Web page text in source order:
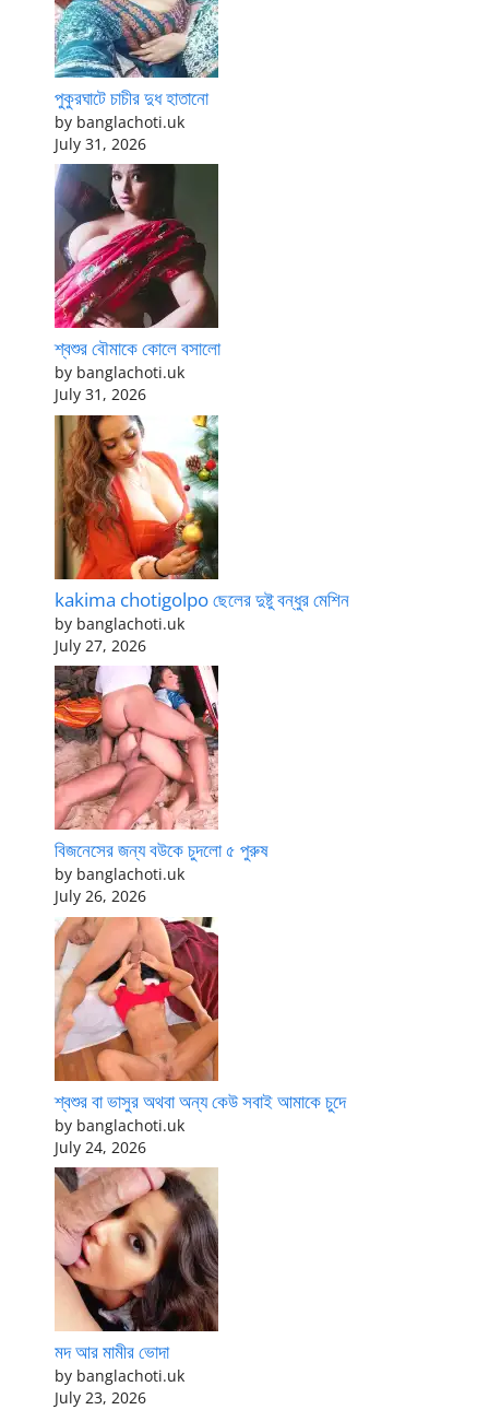
পুকুরঘাটে চাচীর দুধ হাতানো
by banglachoti.uk
July 31, 2026
শ্বশুর বৌমাকে কোলে বসালো
by banglachoti.uk
July 31, 2026
kakima chotigolpo ছেলের দুষ্টু বন্ধুর মেশিন
by banglachoti.uk
July 27, 2026
বিজনেসের জন্য বউকে চুদলো ৫ পুরুষ
by banglachoti.uk
July 26, 2026
শ্বশুর বা ভাসুর অথবা অন্য কেউ সবাই আমাকে চুদে
by banglachoti.uk
July 24, 2026
মদ আর মামীর ভোদা
by banglachoti.uk
July 23, 2026